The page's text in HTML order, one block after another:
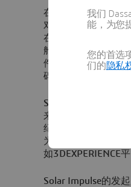
在这款创新型飞机
对机身机翼的创新
在环球飞行中的所
舱，这就需要精细
件，这些软件已成
碑。
Solar Impulse的联
来，一批又一批的
纪录。从人类首次
为了完成人类清洁
如3DEXPERIENCE
Solar Impulse的发
我们
能，为您
您的首选
们的隐私